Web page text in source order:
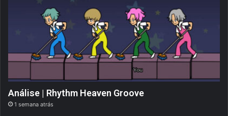
Análise | Rhythm Heaven Groove
1 semana atrás